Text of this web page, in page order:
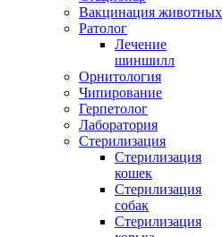
Вакцинация животных
Ратолог
Лечение
шиншилл
Орнитология
Чипирование
Герпетолог
Лаборатория
Стерилизация
Стерилизация
кошек
Стерилизация
собак
Стерилизация